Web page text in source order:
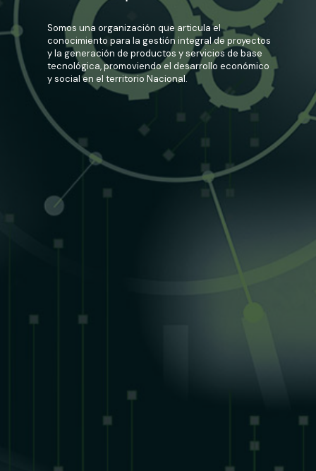
Centro de Investigación y
Desarrollo Tecnológico en
Ciencias Aplicadas.
Somos una organización que articula el
conocimiento para la gestión integral de proyectos
y la generación de productos y servicios de base
tecnológica, promoviendo el desarrollo económico
y social en el territorio Nacional.